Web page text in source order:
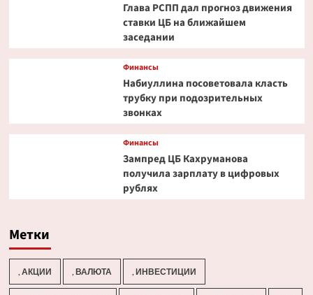
Глава РСПП дал прогноз движения
ставки ЦБ на ближайшем
заседании
Финансы
Набиуллина посоветовала класть
трубку при подозрительных
звонках
Финансы
Зампред ЦБ Кахруманова
получила зарплату в цифровых
рублях
Метки
, АКЦИИ , ВАЛЮТА , ИНВЕСТИЦИИ